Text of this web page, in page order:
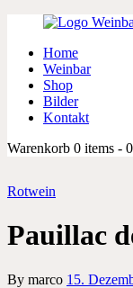
Home
Weinbar
Shop
Bilder
Kontakt
Warenkorb 0 items -
Rotwein
Pauillac
By marco 15.